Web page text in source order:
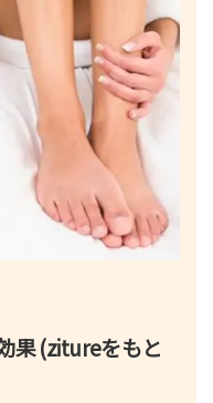
果 (zitureをもと